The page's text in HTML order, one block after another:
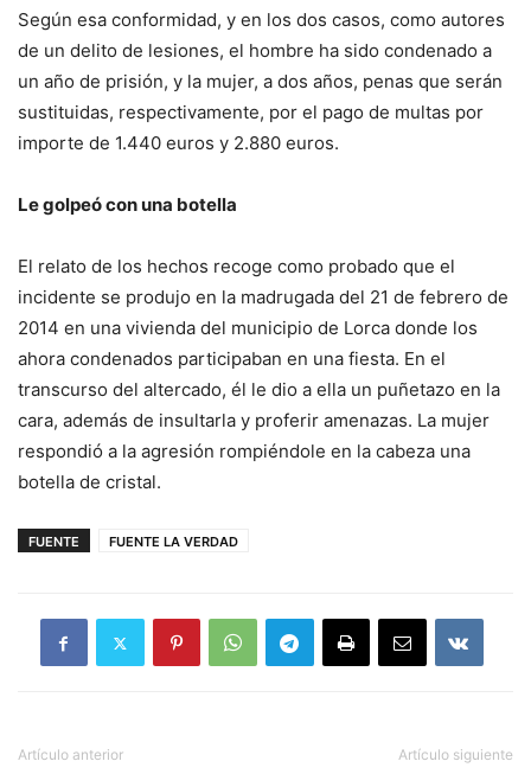
Según esa conformidad, y en los dos casos, como autores
de un delito de lesiones, el hombre ha sido condenado a
un año de prisión, y la mujer, a dos años, penas que serán
sustituidas, respectivamente, por el pago de multas por
importe de 1.440 euros y 2.880 euros.
Le golpeó con una botella
El relato de los hechos recoge como probado que el
incidente se produjo en la madrugada del 21 de febrero de
2014 en una vivienda del municipio de Lorca donde los
ahora condenados participaban en una fiesta. En el
transcurso del altercado, él le dio a ella un puñetazo en la
cara, además de insultarla y proferir amenazas. La mujer
respondió a la agresión rompiéndole en la cabeza una
botella de cristal.
FUENTE FUENTE LA VERDAD
Artículo anterior Artículo siguiente